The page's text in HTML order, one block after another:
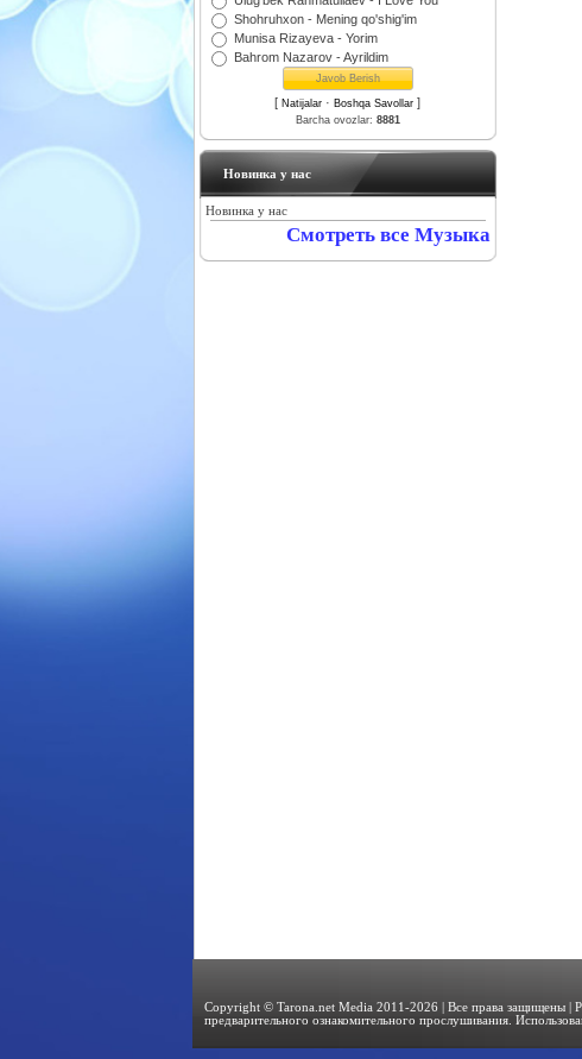
Shohruhxon - Mening qo'shig'im
Munisa Rizayeva - Yorim
Bahrom Nazarov - Ayrildim
[ Natijalar · Boshqa Savollar ]
Barcha ovozlar: 8881
Новинка у нас
Новинка у нас
Смотреть все Музыка
Copyright © Tarona.net Media 2011-2026 | Все права защищены |
предварительного ознакомительного прослушивания.